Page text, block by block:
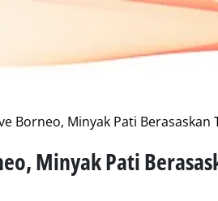
Borneo, Minyak Pati
Minyak Pati